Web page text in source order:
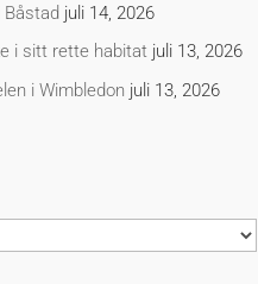
Båstad juli 14, 2026
i sitt rette habitat juli 13, 2026
i Wimbledon juli 13, 2026